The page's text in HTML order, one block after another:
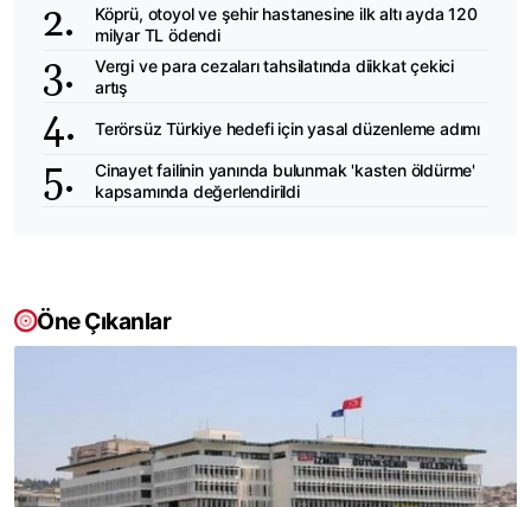
Köprü, otoyol ve şehir hastanesine ilk altı ayda 120
milyar TL ödendi
Vergi ve para cezaları tahsilatında diikkat çekici
artış
Terörsüz Türkiye hedefi için yasal düzenleme adımı
Cinayet failinin yanında bulunmak 'kasten öldürme'
kapsamında değerlendirildi
Öne Çıkanlar